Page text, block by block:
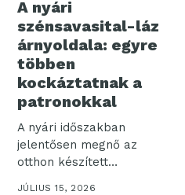
A nyári
szénsavasital-láz
árnyoldala: egyre
többen
kockáztatnak a
patronokkal
A nyári időszakban
jelentősen megnő az
otthon készített
szénsavas italok iránti
JÚLIUS 15, 2026